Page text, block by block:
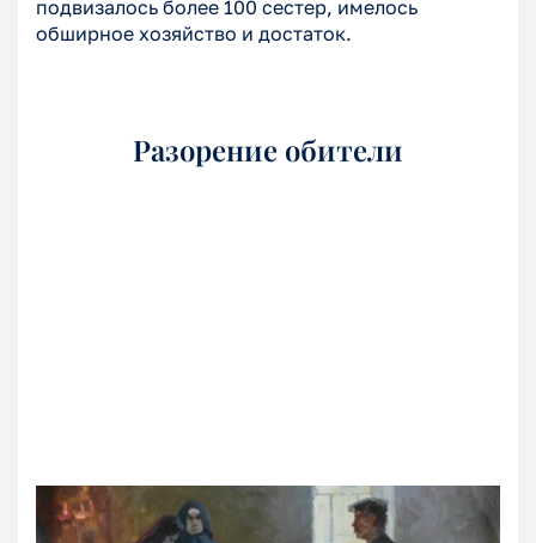
подвизалось более 100 сестер, имелось
обширное хозяйство и достаток.
Разорение обители